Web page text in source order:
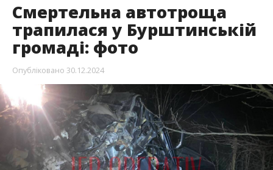
Смертельна автотроща
трапилася у Бурштинській
громаді: фото
Опубліковано 30.12.2024